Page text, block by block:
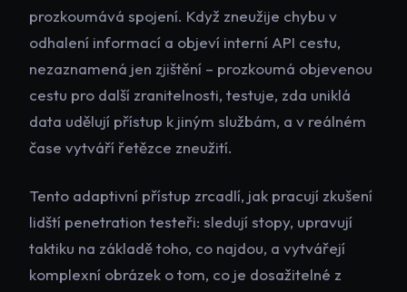
prozkoumává spojení. Když zneužije chybu v
odhalení informací a objeví interní API cestu,
nezaznamená jen zjištění – prozkoumá objevenou
cestu pro další zranitelnosti, testuje, zda uniklá
data udělují přístup k jiným službám, a v reálném
čase vytváří řetězce zneužití.
Tento adaptivní přístup zrcadlí, jak pracují zkušení
lidští penetration testeři: sledují stopy, upravují
taktiku na základě toho, co najdou, a vytvářejí
komplexní obrázek o tom, co je dosažitelné z